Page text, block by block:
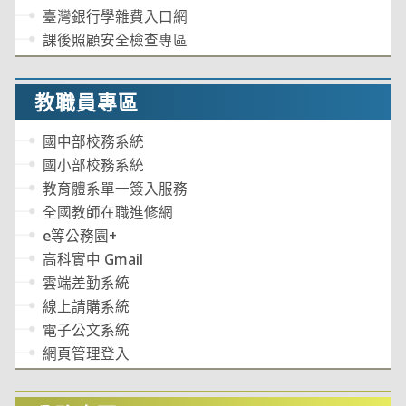
臺灣銀行學雜費入口網
課後照顧安全檢查專區
教職員專區
國中部校務系統
國小部校務系統
教育體系單一簽入服務
全國教師在職進修網
e等公務園+
高科實中 Gmail
雲端差勤系統
線上請購系統
電子公文系統
網頁管理登入